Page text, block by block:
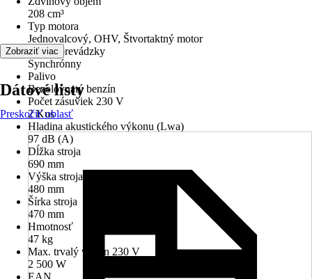
208 cm³
Typ motora
Jednovalcový, OHV, Štvortaktný motor
Režim prevádzky
Synchrónny
Palivo
Bezolovnatý benzín
Počet zásuviek 230 V
2 Kus
Hladina akustického výkonu (Lwa)
97 dB (A)
Dĺžka stroja
690 mm
Výška stroja
480 mm
Šírka stroja
470 mm
Hmotnosť
47 kg
Max. trvalý výkon 230 V
2 500 W
EAN
Zobraziť viac
Dátové listy
Preskočiť oblasť